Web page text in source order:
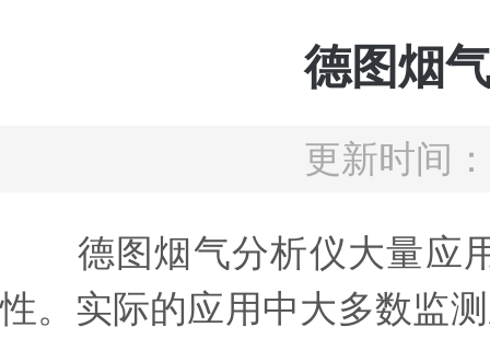
德图烟
更新时间
德图烟气分析仪大量应用
性。实际的应用中大多数监